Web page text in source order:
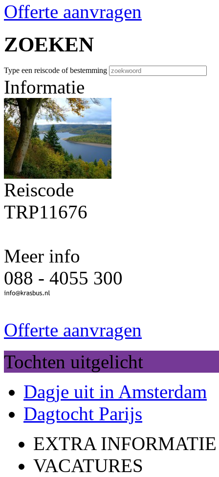
Offerte aanvragen
ZOEKEN
Type een reiscode of bestemming
Informatie
Reiscode
TRP11676
Meer info
088 - 4055 300
Offerte aanvragen
Tochten uitgelicht
Dagje uit in Amsterdam
Dagtocht Parijs
EXTRA INFORMATIE
VACATURES